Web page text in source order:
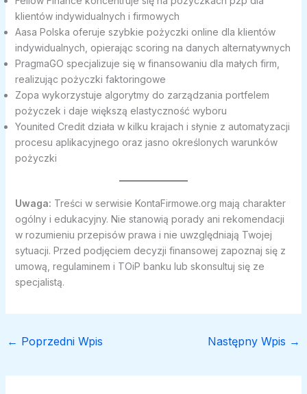
klientów indywidualnych i firmowych
Aasa Polska oferuje szybkie pożyczki online dla klientów
indywidualnych, opierając scoring na danych alternatywnych
PragmaGO specjalizuje się w finansowaniu dla małych firm,
realizując pożyczki faktoringowe
Zopa wykorzystuje algorytmy do zarządzania portfelem
pożyczek i daje większą elastyczność wyboru
Younited Credit działa w kilku krajach i słynie z automatyzacji
procesu aplikacyjnego oraz jasno określonych warunków
pożyczki
Uwaga: Treści w serwisie KontaFirmowe.org mają charakter
ogólny i edukacyjny. Nie stanowią porady ani rekomendacji
w rozumieniu przepisów prawa i nie uwzględniają Twojej
sytuacji. Przed podjęciem decyzji finansowej zapoznaj się z
umową, regulaminem i TOiP banku lub skonsultuj się ze
specjalistą.
← Poprzedni Wpis Następny Wpis →